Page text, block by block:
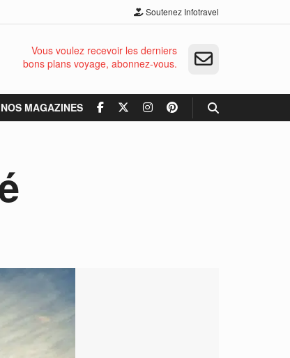
Soutenez Infotravel
Vous voulez recevoir les derniers
bons plans voyage, abonnez-vous.
NOS MAGAZINES